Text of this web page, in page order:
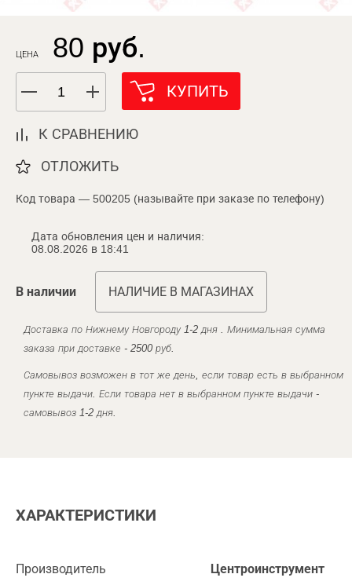
ЦЕНА 80 руб.
КУПИТЬ
К СРАВНЕНИЮ
ОТЛОЖИТЬ
Код товара — 500205 (называйте при заказе по телефону)
Дата обновления цен и наличия:
08.08.2026 в 18:41
В наличии НАЛИЧИЕ В МАГАЗИНАХ
Доставка по Нижнему Новгороду 1-2 дня . Минимальная сумма
заказа при доставке - 2500 руб.
Самовывоз возможен в тот же день, если товар есть в выбранном
пункте выдачи. Если товара нет в выбранном пункте выдачи -
самовывоз 1-2 дня.
ХАРАКТЕРИСТИКИ
Производитель Центроинструмент